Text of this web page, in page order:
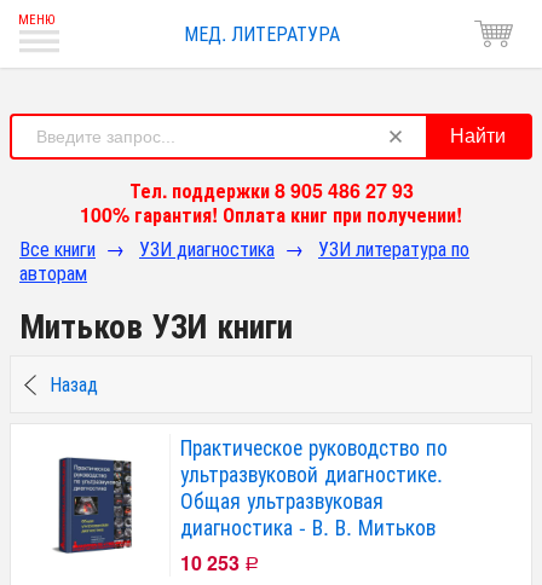
МЕД. ЛИТЕРАТУРА
Найти
Тел. поддержки 8 905 486 27 93
100% гарантия! Оплата книг при получении!
Все книги → УЗИ диагностика →
УЗИ литература по
авторам
Митьков УЗИ книги
Назад
Практическое руководство по
ультразвуковой диагностике.
Общая ультразвуковая
диагностика - В. В. Митьков
10 253 Р